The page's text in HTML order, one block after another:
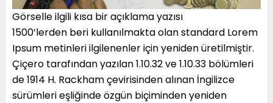
Görselle ilgili kısa bir açıklama yazısı
1500’lerden beri kullanılmakta olan standard Lorem
Ipsum metinleri ilgilenenler için yeniden üretilmiştir.
Çiçero tarafından yazılan 1.10.32 ve 1.10.33 bölümleri
de 1914 H. Rackham çevirisinden alınan İngilizce
sürümleri eşliğinde özgün biçiminden yeniden